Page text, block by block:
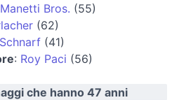
Manetti Bros. (55)
(62)
(41)
: Roy Paci (56)
che hanno 47 anni